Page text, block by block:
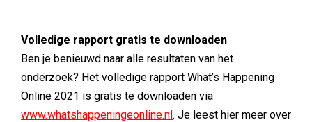
Volledige rapport gratis te downloaden
Ben je benieuwd naar alle resultaten van het
onderzoek? Het volledige rapport What’s Happening
Online 2021 is gratis te downloaden via
www.whatshappeningeonline.nl. Je leest hier meer over